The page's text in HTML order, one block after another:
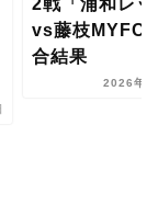
2戦「浦和レッ
vs藤枝MYFC
合結果
2026年7